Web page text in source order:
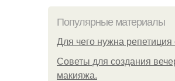
Популярные материалы
Для чего нужна репетиция
Советы для создания
макияжа.